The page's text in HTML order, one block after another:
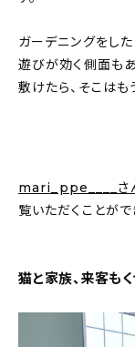
ガーデニングをし
遊びが効く側面もあ
敷けたら、そこはも
mari_ppe____さ
覧いただくことがで
猫と家族、来客も